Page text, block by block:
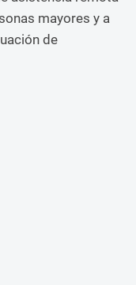
mayores y a
de